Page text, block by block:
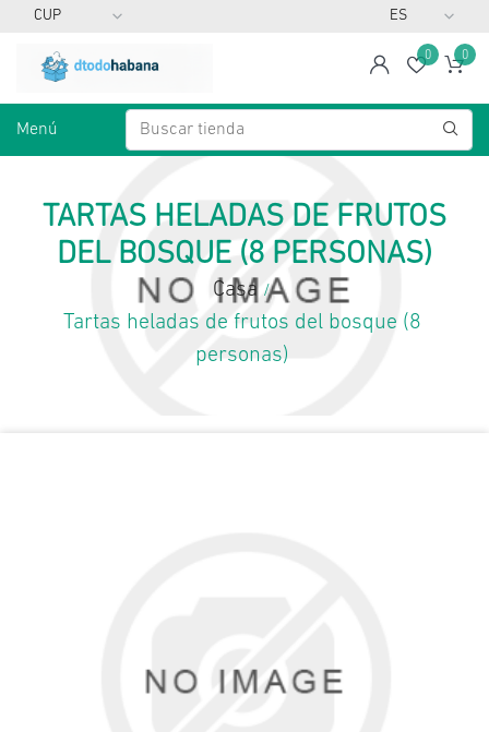
spanLista
0 0
Menú
TARTAS HELADAS DE FRUTOS
DEL BOSQUE (8 PERSONAS)
Casa /
Tartas heladas de frutos del bosque (8
personas)